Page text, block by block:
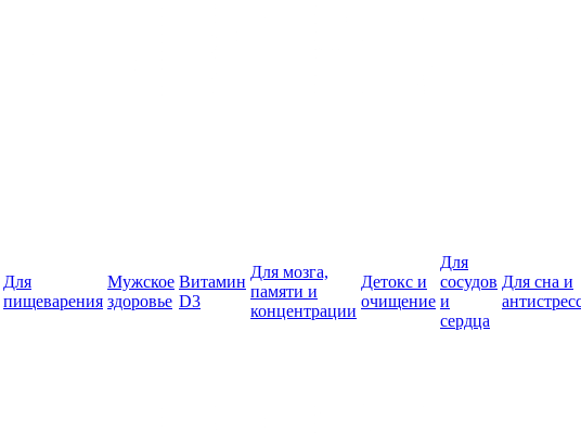
Для
пищеварения
Мужское
здоровье
Витамин
D3
Для мозга,
памяти и
концентрации
Детокс и
очищение
Для
сосудов
и
сердца
Для сна и